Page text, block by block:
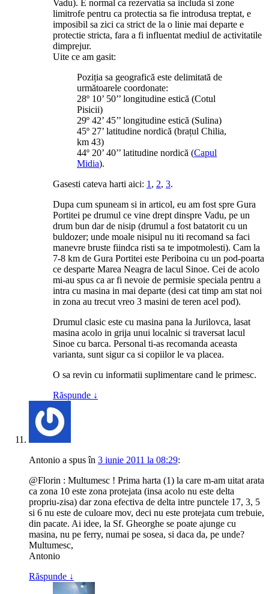
Vadu). E normal ca rezervatia sa includa si zone
limitrofe pentru ca protectia sa fie introdusa treptat, e
imposibil sa zici ca strict de la o linie mai departe e
protectie stricta, fara a fi influentat mediul de activitatile
dimprejur.
Uite ce am gasit:
Poziția sa geografică este delimitată de
următoarele coordonate:
28º 10’ 50’’ longitudine estică (Cotul
Pisicii)
29º 42’ 45’’ longitudine estică (Sulina)
45º 27’ latitudine nordică (brațul Chilia,
km 43)
44º 20’ 40’’ latitudine nordică (Capul
Midia).
Gasesti cateva harti aici: 1 , 2, 3.
Dupa cum spuneam si in articol, eu am fost spre Gura
Portitei pe drumul ce vine drept dinspre Vadu, pe un
drum bun dar de nisip (drumul a fost batatorit cu un
buldozer; unde moale nisipul nu iti recomand sa faci
manevre bruste fiindca risti sa te impotmolesti). Cam la
7-8 km de Gura Portitei este Periboina cu un pod-poarta
ce desparte Marea Neagra de lacul Sinoe. Cei de acolo
mi-au spus ca ar fi nevoie de permisie speciala pentru a
intra cu masina in mai departe (desi cat timp am stat noi
in zona au trecut vreo 3 masini de teren acel pod).
Drumul clasic este cu masina pana la Jurilovca, lasat
masina acolo in grija unui localnic si traversat lacul
Sinoe cu barca. Personal ti-as recomanda aceasta
varianta, sunt sigur ca si copiilor le va placea.
O sa revin cu informatii suplimentare cand le primesc.
Răspunde ↓
Antonio a spusîn 3 iunie 2011 la 08:29:
@Florin : Multumesc ! Prima harta (1) la care m-am uitat arata
ca zona 10 este zona protejata (insa acolo nu este delta
propriu-zisa) dar zona efectiva de delta intre punctele 17, 3, 5
si 6 nu este de culoare mov, deci nu este protejata cum trebuie,
din pacate. Ai idee, la Sf. Gheorghe se poate ajunge cu
masina, nu pe ferry, numai pe sosea, si daca da, pe unde?
Multumesc,
Antonio
Răspunde ↓